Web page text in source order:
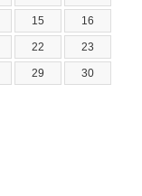
15 16
22 23
29 30